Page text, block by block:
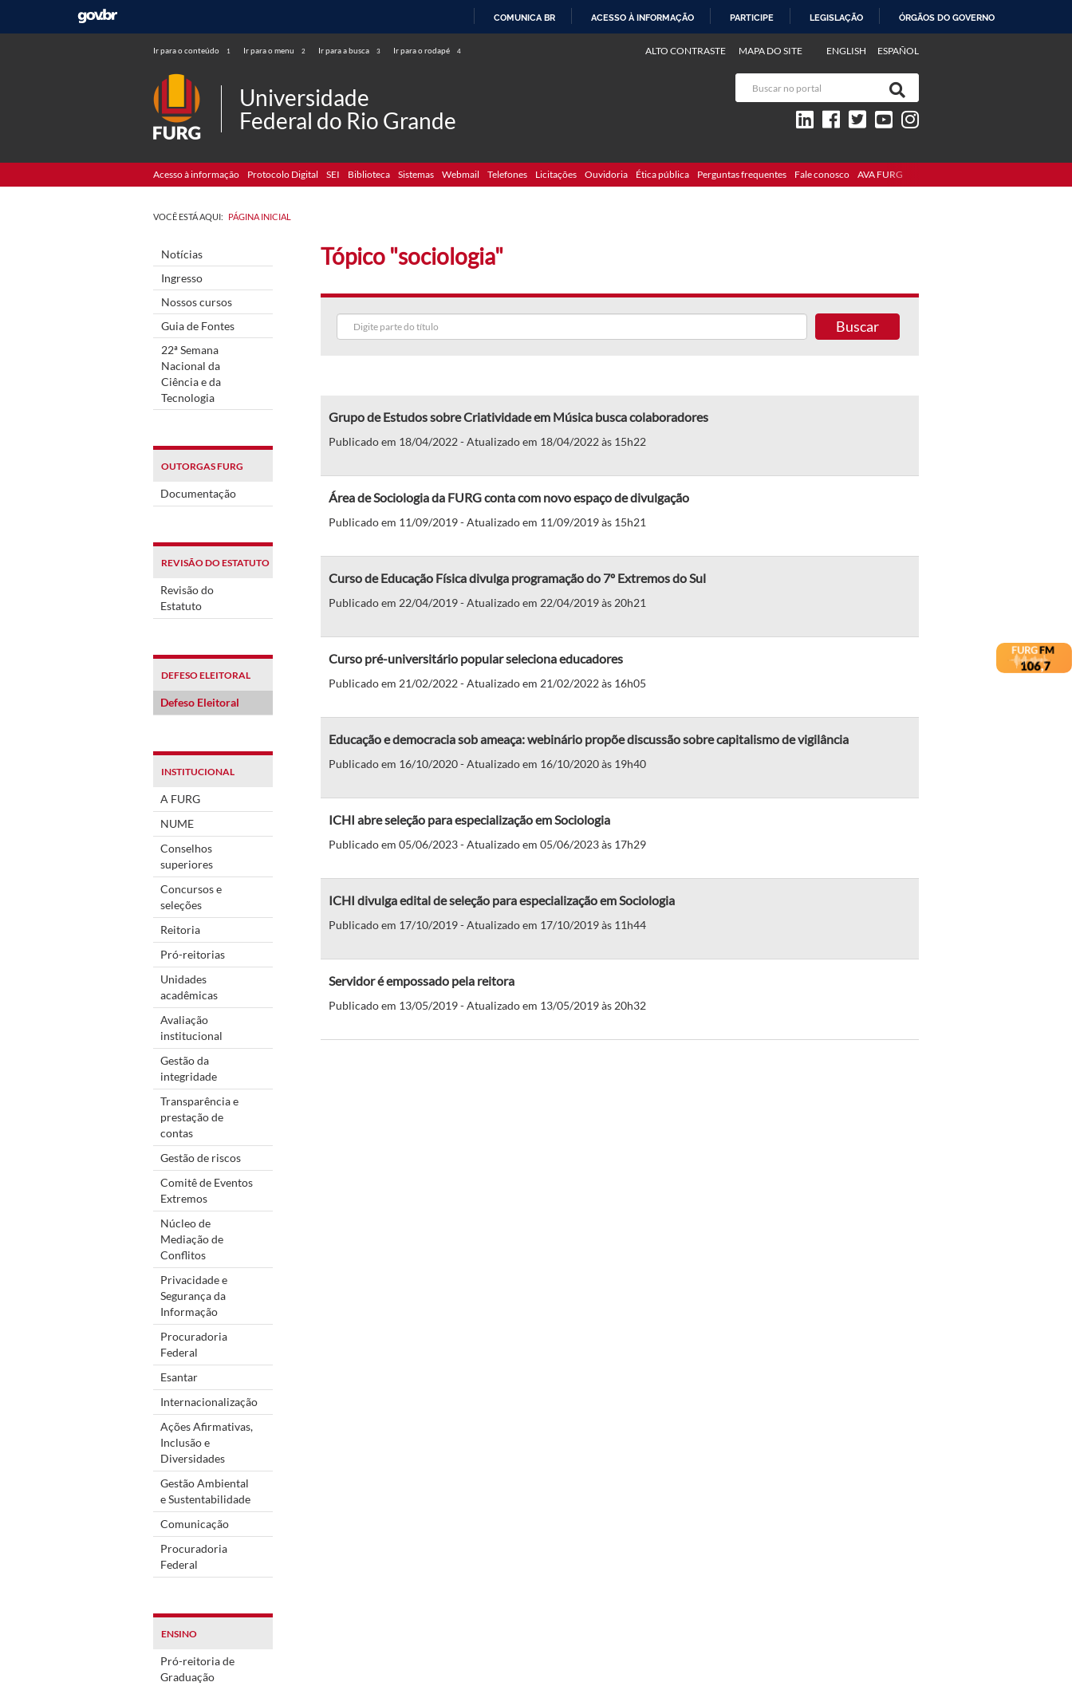
COMUNICA BR ACESSO À INFORMAÇÃO PARTICIPE LEGISLAÇÃO ÓRGÃOS DO GOVERNO
Ir para o conteúdo 1 Ir para o menu 2 Ir para a busca 3 Ir para o rodapé 4 ENGLISH ESPAÑOL
ALTO CONTRASTE MAPA DO SITE
Universidade
Federal do Rio Grande
Acesso à informação Protocolo Digital SEI Biblioteca Sistemas Webmail Telefones Licitações Ouvidoria Ética pública Perguntas frequentes Fale conosco AVA FURG
VOCÊ ESTÁ AQUI: PÁGINA INICIAL
Notícias
Ingresso
Nossos cursos
Guia de Fontes
22ª Semana
Nacional da
Ciência e da
Tecnologia
OUTORGAS FURG
Documentação
REVISÃO DO ESTATUTO
Revisão do
Estatuto
DEFESO ELEITORAL
Defeso Eleitoral
INSTITUCIONAL
A FURG
NUME
Conselhos
superiores
Concursos e
seleções
Reitoria
Pró-reitorias
Unidades
acadêmicas
Avaliação
institucional
Gestão da
integridade
Transparência e
prestação de
contas
Gestão de riscos
Comitê de Eventos
Extremos
Núcleo de
Mediação de
Conflitos
Privacidade e
Segurança da
Informação
Procuradoria
Federal
Esantar
Internacionalização
Ações Afirmativas,
Inclusão e
Diversidades
Gestão Ambiental
e Sustentabilidade
Comunicação
Procuradoria
Federal
ENSINO
Pró-reitoria de
Graduação
Tópico "sociologia"
Buscar
Grupo de Estudos sobre Criatividade em Música busca colaboradores
Publicado em 18/04/2022 - Atualizado em 18/04/2022 às 15h22
Área de Sociologia da FURG conta com novo espaço de divulgação
Publicado em 11/09/2019 - Atualizado em 11/09/2019 às 15h21
Curso de Educação Física divulga programação do 7º Extremos do Sul
Publicado em 22/04/2019 - Atualizado em 22/04/2019 às 20h21
Curso pré-universitário popular seleciona educadores
Publicado em 21/02/2022 - Atualizado em 21/02/2022 às 16h05
Educação e democracia sob ameaça: webinário propõe discussão sobre capitalismo de vigilância
Publicado em 16/10/2020 - Atualizado em 16/10/2020 às 19h40
ICHI abre seleção para especialização em Sociologia
Publicado em 05/06/2023 - Atualizado em 05/06/2023 às 17h29
ICHI divulga edital de seleção para especialização em Sociologia
Publicado em 17/10/2019 - Atualizado em 17/10/2019 às 11h44
Servidor é empossado pela reitora
Publicado em 13/05/2019 - Atualizado em 13/05/2019 às 20h32